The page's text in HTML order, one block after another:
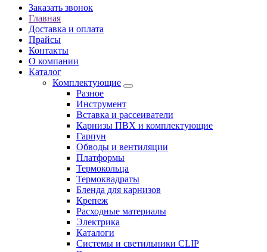
Заказать звонок
Главная
Доставка и оплата
Прайсы
Контакты
О компании
Каталог
Комплектующие
Разное
Инструмент
Вставка и рассеиватели
Карнизы ПВХ и комплектующие
Гарпун
Обводы и вентиляции
Платформы
Термокольца
Термоквадраты
Бленда для карнизов
Крепеж
Расходные материалы
Электрика
Каталоги
Системы и светильники CLIP